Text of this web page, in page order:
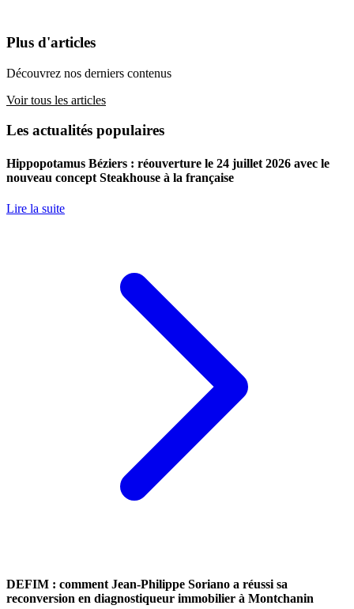
Plus d'articles
Découvrez nos derniers contenus
Voir tous les articles
Les actualités populaires
Hippopotamus Béziers : réouverture le 24 juillet 2026 avec le
nouveau concept Steakhouse à la française
Lire la suite
DEFIM : comment Jean-Philippe Soriano a réussi sa
reconversion en diagnostiqueur immobilier à Montchanin